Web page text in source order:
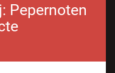
Pepernoten